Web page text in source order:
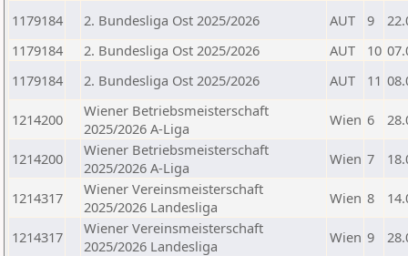
1179184
2. Bundesliga Ost 2025/2026 AUT 9
1179184
2. Bundesliga Ost 2025/2026 AUT 10
1179184
2. Bundesliga Ost 2025/2026 AUT 11
1214200
Wiener Betriebsmeisterschaft
2025/2026 A-Liga
Wien 6
1214200
Wiener Betriebsmeisterschaft
2025/2026 A-Liga
Wien 7
1214317
Wiener Vereinsmeisterschaft
2025/2026 Landesliga
Wien 8
1214317
Wiener Vereinsmeisterschaft
2025/2026 Landesliga
Wien 9